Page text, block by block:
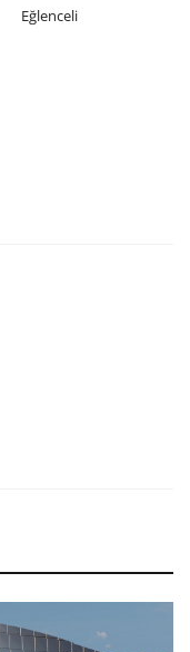
Eğlenceli